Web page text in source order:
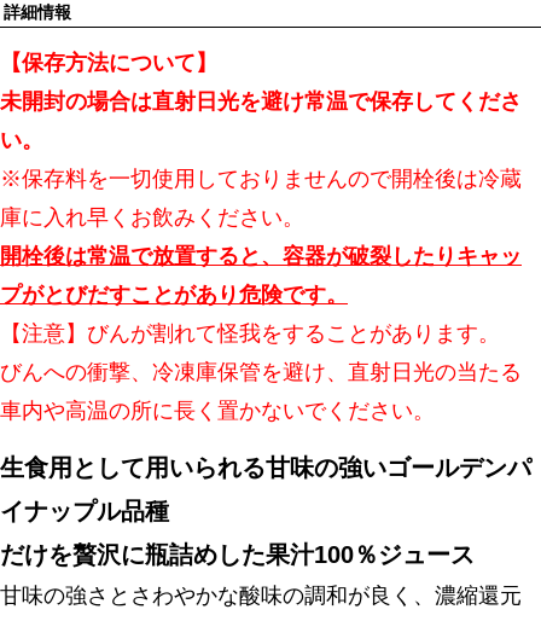
詳細情報
【保存方法について】
未開封の場合は直射日光を避け常温で保存してくださ
い。
※保存料を一切使用しておりませんので開栓後は冷蔵
庫に入れ早くお飲みください。
開栓後は常温で放置すると、容器が破裂したりキャッ
プがとびだすことがあり危険です。
【注意】びんが割れて怪我をすることがあります。
びんへの衝撃、冷凍庫保管を避け、直射日光の当たる
車内や高温の所に長く置かないでください。
生食用として用いられる甘味の強いゴールデンパ
イナップル品種
だけを贅沢に瓶詰めした果汁100％ジュース
甘味の強さとさわやかな酸味の調和が良く、濃縮還元